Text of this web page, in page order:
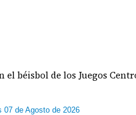
de los Juegos
07 de Agosto de 2026